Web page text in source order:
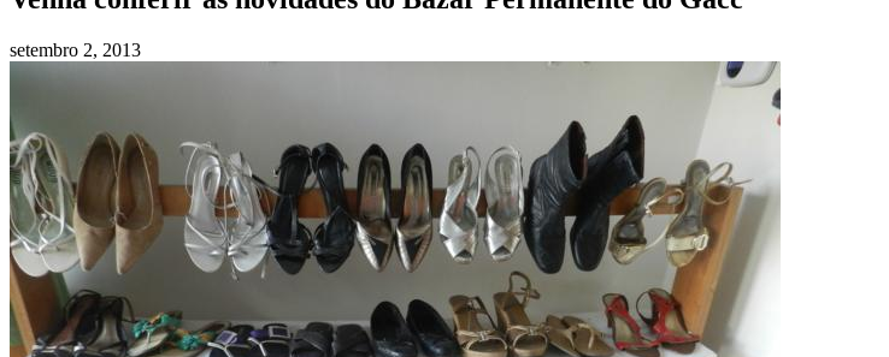
setembro 2, 2013